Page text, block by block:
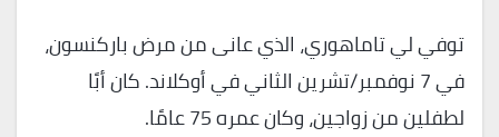
توفي لي تاماهوري، الذي عانى من مرض باركنسون،
في 7 نوفمبر/تشرين الثاني في أوكلاند. كان أبًا
لطفلين من زواجين، وكان عمره 75 عامًا.